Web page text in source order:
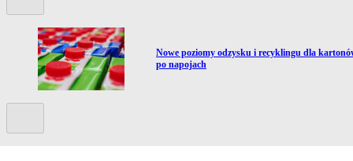
Przejdź do artykułu:
Nowe poziomy odzysku i recyklingu dla
po napojach